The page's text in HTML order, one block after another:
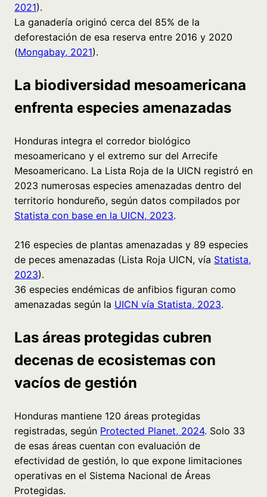
2021).
La ganadería originó cerca del 85% de la
deforestación de esa reserva entre 2016 y 2020
(Mongabay, 2021).
La biodiversidad mesoamericana
enfrenta especies amenazadas
Honduras integra el corredor biológico
mesoamericano y el extremo sur del Arrecife
Mesoamericano. La Lista Roja de la UICN registró en
2023 numerosas especies amenazadas dentro del
territorio hondureño, según datos compilados por
Statista con base en la UICN, 2023.
216 especies de plantas amenazadas y 89 especies
de peces amenazadas (Lista Roja UICN, vía Statista,
2023).
36 especies endémicas de anfibios figuran como
amenazadas según la UICN vía Statista, 2023.
Las áreas protegidas cubren
decenas de ecosistemas con
vacíos de gestión
Honduras mantiene 120 áreas protegidas
registradas, según Protected Planet, 2024. Solo 33
de esas áreas cuentan con evaluación de
efectividad de gestión, lo que expone limitaciones
operativas en el Sistema Nacional de Áreas
Protegidas.